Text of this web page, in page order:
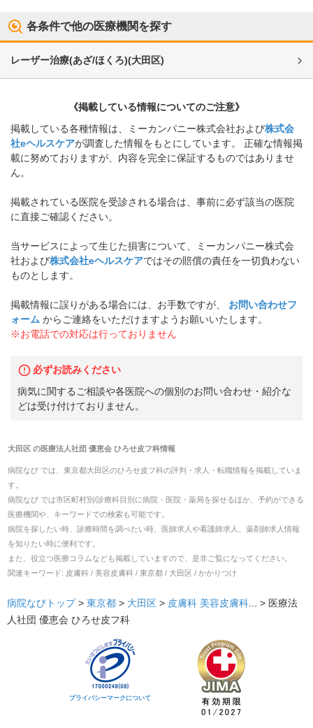
各条件で他の医療機関を探す
レーザー治療(あざ/ほくろ)(大田区)
《掲載している情報についてのご注意》
掲載している各種情報は、ミーカンパニー株式会社および株式会
社eヘルスケアが調査した情報をもとにしています。 正確な情報掲
載に努めておりますが、内容を完全に保証するものではありませ
ん。
掲載されている医院を受診される場合は、事前に必ず該当の医院
に直接ご確認ください。
当サービスによって生じた損害について、ミーカンパニー株式会
社および株式会社eヘルスケアではその賠償の責任を一切負わない
ものとします。
掲載情報に誤りがある場合には、お手数ですが、
お問い合わせフ
ォーム からご連絡をいただけますようお願いいたします。
※お電話での対応は行っておりません
必ずお読みください
病気に関するご相談や各医院への個別のお問い合わせ・紹介な
どは受け付けておりません。
大田区の医療法人社団 優恵会 ひろせ皮フ科情報
病院なび では、 東京都大田区のひろせ皮フ科の評判・求人・転職情報を掲載していま
す。
病院なび では市区町村別/診療科目別に病院・医院・薬局を探せるほか、予約ができる
医療機関や、キーワードでの検索も可能です。
病院を探したい時、診療時間を調べたい時、医師求人や看護師求人、薬剤師求人情報
を知りたい時に便利です。
また、役立つ医療コラムなども掲載していますので、是非ご覧になってください。
関連キーワード: 皮膚科 / 美容皮膚科 / 東京都 / 大田区 / かかりつけ
病院なびトップ > 東京都 > 大田区 > 皮膚科 美容皮膚科... > 医療法
人社団 優恵会 ひろせ皮フ科
プライバシーマークについて